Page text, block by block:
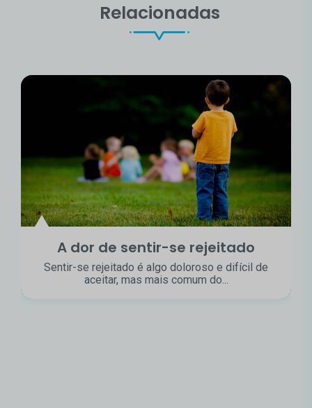
Relacionadas
A dor de sentir-se rejeitado
Sentir-se rejeitado é algo doloroso e difícil de
aceitar, mas mais comum do...